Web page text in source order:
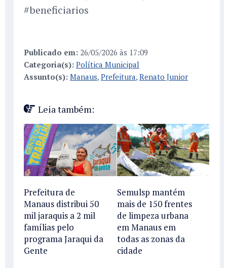
#beneficiarios
Publicado em: 26/05/2026 às 17:09
Categoria(s): Política Municipal
Assunto(s): Manaus, Prefeitura, Renato Junior
Leia também:
Prefeitura de
Manaus distribui 50
mil jaraquis a 2 mil
famílias pelo
programa Jaraqui da
Gente
Semulsp mantém
mais de 150 frentes
de limpeza urbana
em Manaus em
todas as zonas da
cidade